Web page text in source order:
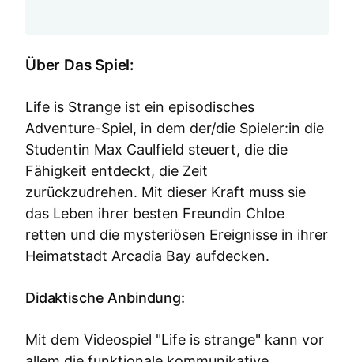
Über Das Spiel:
Life is Strange ist ein episodisches
Adventure-Spiel, in dem der/die Spieler:in die
Studentin Max Caulfield steuert, die die
Fähigkeit entdeckt, die Zeit
zurückzudrehen. Mit dieser Kraft muss sie
das Leben ihrer besten Freundin Chloe
retten und die mysteriösen Ereignisse in ihrer
Heimatstadt Arcadia Bay aufdecken.
Didaktische Anbindung:
Mit dem Videospiel "Life is strange" kann vor